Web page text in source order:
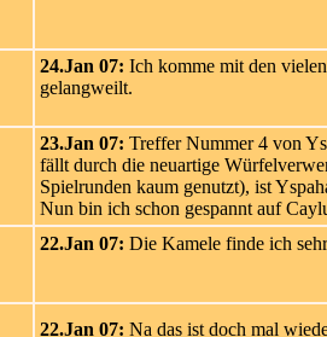
24.Jan 07: Ich komme mit den
gelangweilt.
23.Jan 07: Treffer Nummer 4 von
fällt durch die neuartige
Spielrunden kaum genutzt), ist
Nun bin ich schon gespannt auf
22.Jan 07: Die Kamele finde ich
22.Jan 07: Na das ist doch mal